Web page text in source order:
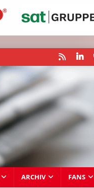
ARCHIV FANS